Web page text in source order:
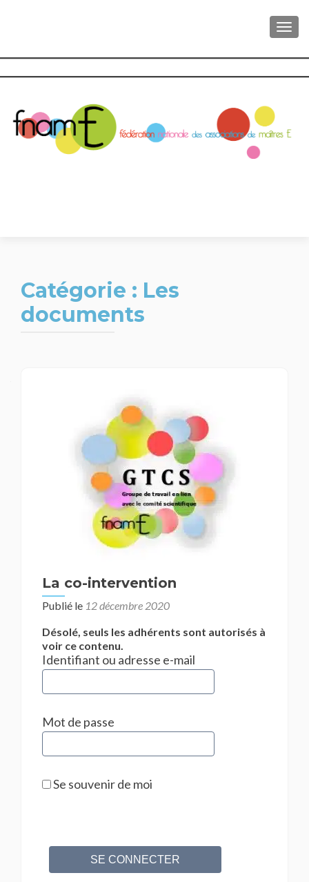
Catégorie : Les
documents
La co-intervention
Publié le 12 décembre 2020
Désolé, seuls les adhérents sont autorisés à
voir ce contenu.
Identifiant ou adresse e-mail
Mot de passe
Se souvenir de moi
articles